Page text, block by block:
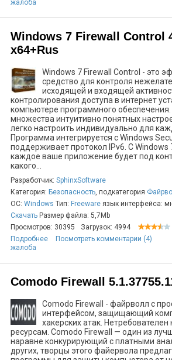
жалоба
Windows 7 Firewall Control
х64+Rus
Windows 7 Firewall Control - это
средство для контроля
исходящей и входящей
контролирования доступа в интернет
компьютере программного
множества интуитивно понятных
легко настроить индивидуально для
Программа интегрируется с Windows
поддерживает протокол IPv6. C Windows
каждое ваше приложение будет под
какого...
Разработчик: SphinxSoftware
Категория: Безопасность, подкатегория
ОС: Windows Тип: Freeware язык интерфейса:
Скачать Размер файла: 5,7Mb
Просмотров: 30395
Загрузок: 4994
Подробнее
Посмотреть комментарии (4)
жалоба
Comodo Firewall
Comodo Firewall - файрволл с
интерфейсом, защищающий
хакерских атак.
ресурсам. Comodo Firewall — один из
наравне конкурирующий с платными
других, творцы этого файервола